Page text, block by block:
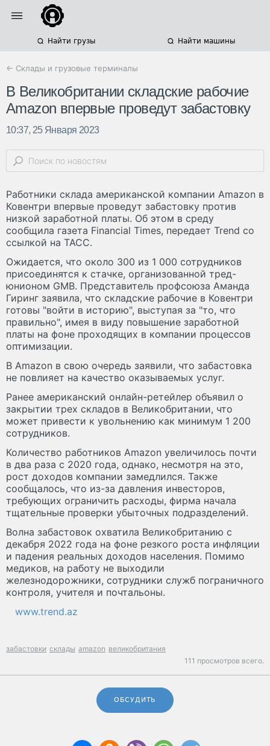
Найти грузы Найти машины
← Склады и грузовые терминалы
В Великобритании складские рабочие
Amazon впервые проведут забастовку
10:37, 25 Января 2023
Работники склада американской компании Amazon в
Ковентри впервые проведут забастовку против
низкой заработной платы. Об этом в среду
сообщила газета Financial Times, передает Trend со
ссылкой на ТАСС.
Ожидается, что около 300 из 1 000 сотрудников
присоединятся к стачке, организованной тред-
юнионом GMB. Представитель профсоюза Аманда
Гиринг заявила, что складские рабочие в Ковентри
готовы "войти в историю", выступая за "то, что
правильно", имея в виду повышение заработной
платы на фоне проходящих в компании процессов
оптимизации.
В Amazon в свою очередь заявили, что забастовка
не повлияет на качество оказываемых услуг.
Ранее американский онлайн-ретейлер объявил о
закрытии трех складов в Великобритании, что
может привести к увольнению как минимум 1 200
сотрудников.
Количество работников Amazon увеличилось почти
в два раза с 2020 года, однако, несмотря на это,
рост доходов компании замедлился. Также
сообщалось, что из-за давления инвесторов,
требующих ограничить расходы, фирма начала
тщательные проверки убыточных подразделений.
Волна забастовок охватила Великобританию с
декабря 2022 года на фоне резкого роста инфляции
и падения реальных доходов населения. Помимо
медиков, на работу не выходили
железнодорожники, сотрудники служб пограничного
контроля, учителя и почтальоны.
www.trend.az
забастовки склады amazon великобритания
111 просмотров всего.
ОБСУДИТЬ